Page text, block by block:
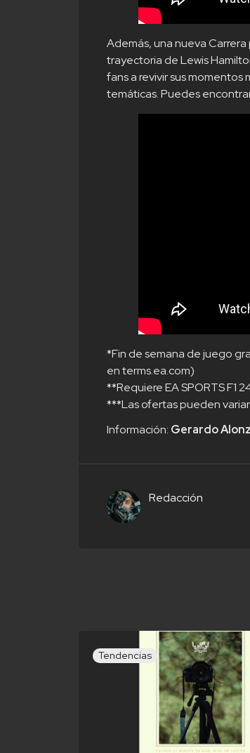
Además, una nueva
trayectoria de Lewis
fans a revivir sus
temáticas. Puedes
*Fin de semana de juego
enterms.ea.com)
**Requiere EA SPORTS F1
***Las ofertas pueden
Información: Gerardo
Redacción
Tendencias